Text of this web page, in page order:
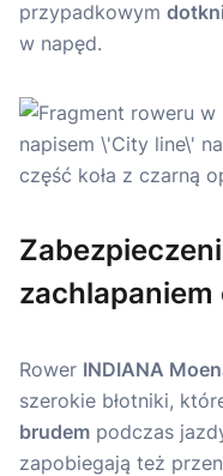
przypadkowym
w napęd.
zachlapaniem
Rower INDIANA
szerokie błotniki,
brudem podczas
zapobiegają też